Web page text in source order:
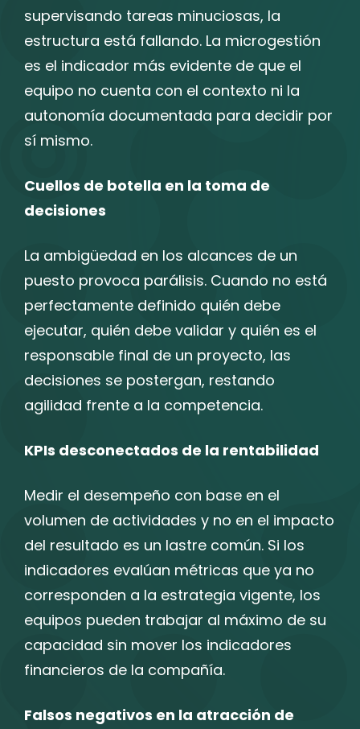
supervisando tareas minuciosas, la
estructura está fallando. La microgestión
es el indicador más evidente de que el
equipo no cuenta con el contexto ni la
autonomía documentada para decidir por
sí mismo.
Cuellos de botella en la toma de
decisiones
La ambigüedad en los alcances de un
puesto provoca parálisis. Cuando no está
perfectamente definido quién debe
ejecutar, quién debe validar y quién es el
responsable final de un proyecto, las
decisiones se postergan, restando
agilidad frente a la competencia.
KPIs desconectados de la rentabilidad
Medir el desempeño con base en el
volumen de actividades y no en el impacto
del resultado es un lastre común. Si los
indicadores evalúan métricas que ya no
corresponden a la estrategia vigente, los
equipos pueden trabajar al máximo de su
capacidad sin mover los indicadores
financieros de la compañía.
Falsos negativos en la atracción de